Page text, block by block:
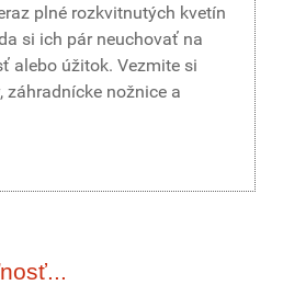
plné rozkvitnutých kvetín
si ich pár neuchovať na
alebo úžitok. Vezmite si
záhradnícke nožnice a